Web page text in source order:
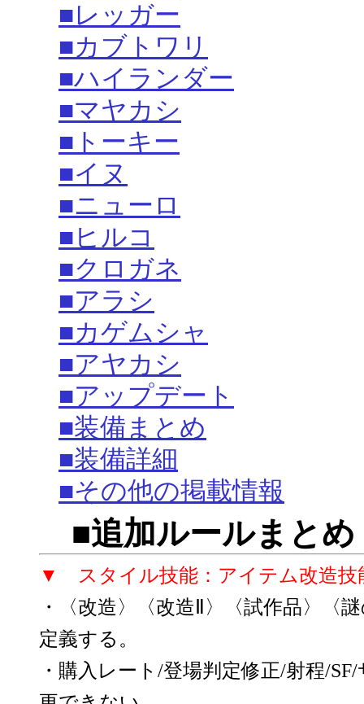
■レッガー
■カブトワリ
■ハイランダー
■マヤカシ
■トーキー
■イヌ
■ニューロ
■ヒルコ
■クロガネ
■アラシ
■カゲムシャ
■アヤカシ
■アップデート
■装備まとめ
■装備詳細
■その他の掲載情報
■追加ルールまとめ
▼ スタイル技能：アイテム改造技
・〈改造〉〈改造Ⅱ〉〈試作品〉〈
定義する。
・購入レート/登場判定修正/射程/